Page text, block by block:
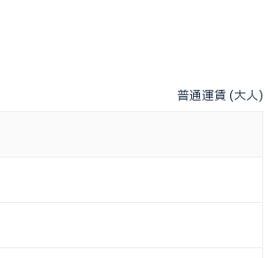
普通運賃 (大人)